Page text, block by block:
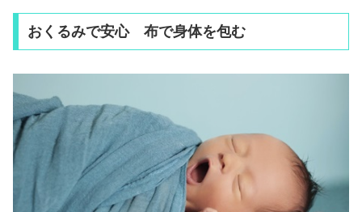
おくるみで安心 布で身体を包む